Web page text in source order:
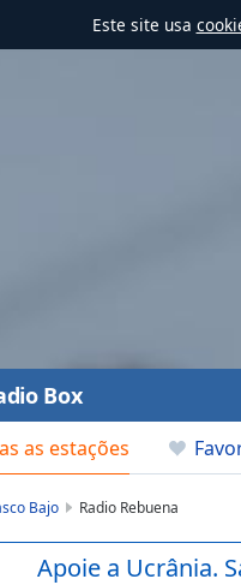
Este site usa
as estações
Box
Bajo Radio Rebuena
Apoie a Ucrânia.